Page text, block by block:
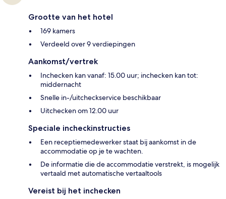
Grootte van het hotel
169 kamers
Verdeeld over 9 verdiepingen
Aankomst/vertrek
Inchecken kan vanaf: 15.00 uur; inchecken kan tot:
middernacht
Snelle in-/uitcheckservice beschikbaar
Uitchecken om 12.00 uur
Speciale incheckinstructies
Een receptiemedewerker staat bij aankomst in de
accommodatie op je te wachten.
De informatie die de accommodatie verstrekt, is mogelijk
vertaald met automatische vertaaltools
Vereist bij het inchecken